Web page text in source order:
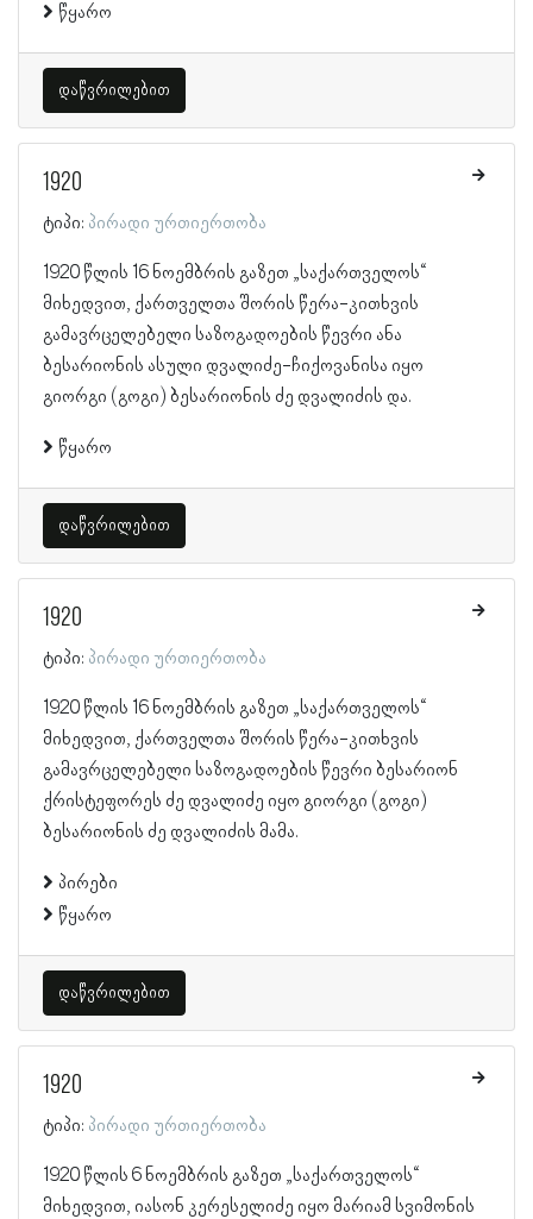
წყარო
დაწვრილებით
1920
ტიპი: პირადი ურთიერთობა
1920 წლის 16 ნოემბრის გაზეთ „საქართველოს“
მიხედვით, ქართველთა შორის წერა-კითხვის
გამავრცელებელი საზოგადოების წევრი ანა
ბესარიონის ასული დვალიძე-ჩიქოვანისა იყო
გიორგი (გოგი) ბესარიონის ძე დვალიძის და.
წყარო
დაწვრილებით
1920
ტიპი: პირადი ურთიერთობა
1920 წლის 16 ნოემბრის გაზეთ „საქართველოს“
მიხედვით, ქართველთა შორის წერა-კითხვის
გამავრცელებელი საზოგადოების წევრი ბესარიონ
ქრისტეფორეს ძე დვალიძე იყო გიორგი (გოგი)
ბესარიონის ძე დვალიძის მამა.
პირები
წყარო
დაწვრილებით
1920
ტიპი: პირადი ურთიერთობა
1920 წლის 6 ნოემბრის გაზეთ „საქართველოს“
მიხედვით, იასონ კერესელიძე იყო მარიამ სვიმონის